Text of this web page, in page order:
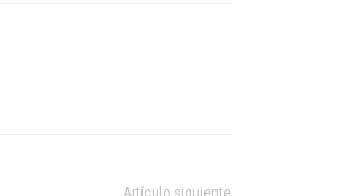
Artículo siguiente